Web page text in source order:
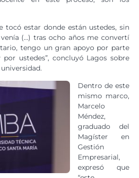
tocó estar donde están ustedes, sin
(…) tras ocho años me convertí
tengo un gran apoyo por parte
ustedes”, concluyó Lagos sobre
Dentro de este
mismo marco,
Marcelo
Méndez,
graduado del
Magíster en
Gestión
Empresarial,
expresó que